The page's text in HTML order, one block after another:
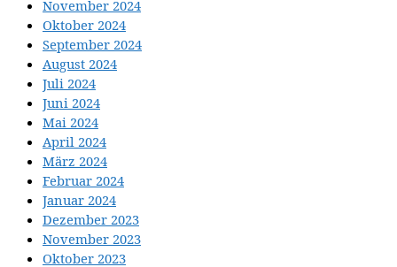
November 2024
Oktober 2024
September 2024
August 2024
Juli 2024
Juni 2024
Mai 2024
April 2024
März 2024
Februar 2024
Januar 2024
Dezember 2023
November 2023
Oktober 2023